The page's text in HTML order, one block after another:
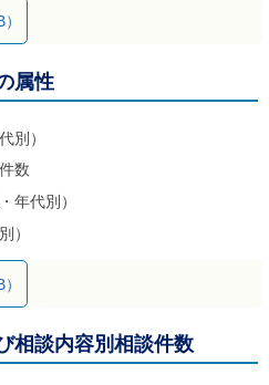
属性
別）
数
年代別）
）
談内容別相談件数